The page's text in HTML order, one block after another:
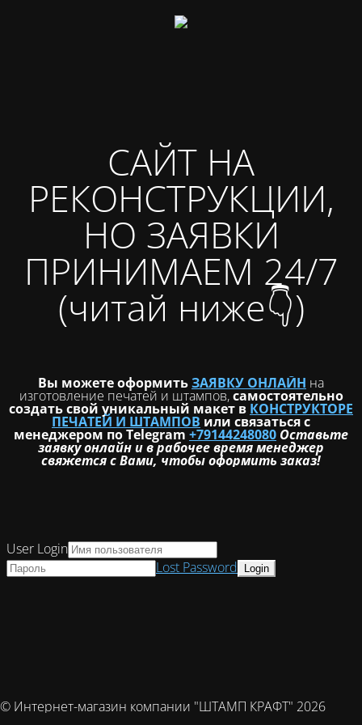
САЙТ НА
РЕКОНСТРУКЦИИ,
НО ЗАЯВКИ
ПРИНИМАЕМ 24/7
(читай ниже👇)
Вы можете оформитьЗАЯВКУ ОНЛАЙН на
изготовление печатей и штампов,самостоятельно
создать свой уникальный макет в КОНСТРУКТОРЕ
ПЕЧАТЕЙ И ШТАМПОВ или связаться с
менеджером по Telegram+79144248080 Оставьте
заявку онлайн и в рабочее время менеджер
свяжется с Вами, чтобы оформить заказ!
© Интернет-магазин компании "ШТАМП КРАФТ" 2026
User Login
Lost Password